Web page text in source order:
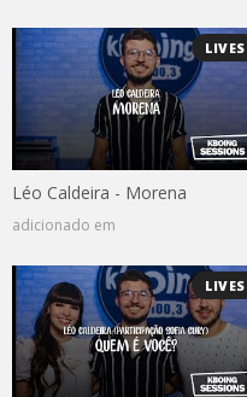
LIVES
Léo Caldeira - Morena
adicionado em
LIVES